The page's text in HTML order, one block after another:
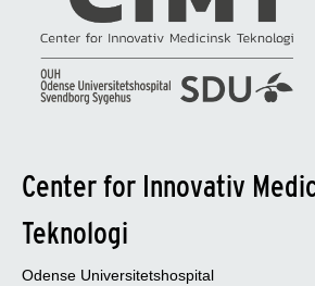
Center for Innovativ
Teknologi
Odense Universitetshospital